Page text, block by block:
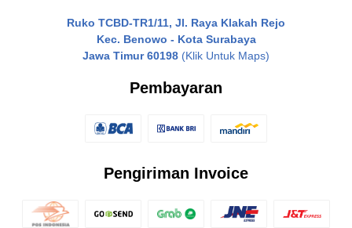
Ruko TCBD-TR1/11, Jl. Raya Klakah Rejo
Kec. Benowo - Kota Surabaya
Jawa Timur 60198 (Klik Untuk Maps)
Pembayaran
Pengiriman Invoice